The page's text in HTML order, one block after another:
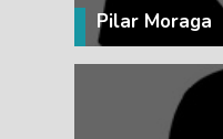
Pilar Moraga